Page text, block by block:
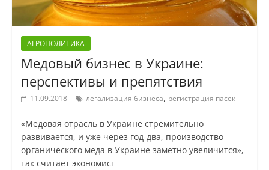
АГРОПОЛИТИКА
Медовый бизнес в Украине:
перспективы и препятствия
11.09.2018 легализация бизнеса, регистрация пасек
«Медовая отрасль в Украине стремительно
развивается, и уже через год-два, производство
органического меда в Украине заметно увеличится»,
так считает экономист